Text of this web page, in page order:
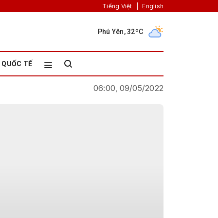
Tiếng Việt English
Phú Yên, 32ºC
QUỐC TẾ
06:00, 09/05/2022